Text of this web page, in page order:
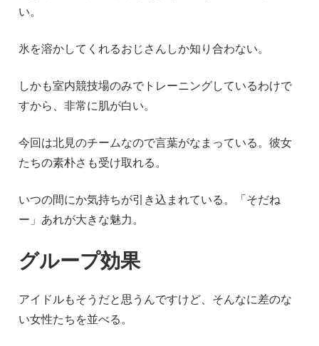
い。
氷を溶かしてくれるおじさんしか知り合わない。
しかも室内競技場のみでトレーニングしているわけで
すから、非常に肌が白い。
今回は北見のチームなので言葉がなまっている。彼女
たちの素朴さも受け取れる。
いつの間にか気持ちが引き込まれている。「そだね
ー」あれが大きな魅力。
グループ効果
アイドルもそうだと思うんですけど、そんなに差のな
い女性たちを並べる。